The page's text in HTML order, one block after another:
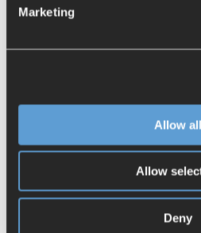
Marketing
Allow all
Allow
Deny